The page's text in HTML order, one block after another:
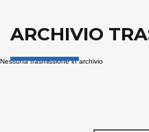
ARCHIVIO
Nessuna trasmissione in archivio